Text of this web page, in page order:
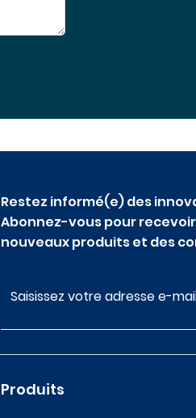
Restez informé(e) des
Abonnez-vous pour
nouveaux produits et des
Produits